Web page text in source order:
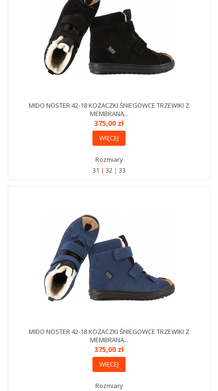
MIDO NOSTER 42-18 KOZACZKI ŚNIEGOWCE TRZEWIKI Z
MEMBRANĄ...
375,00 zł
WIĘCEJ
Rozmiary
31
32 33
MIDO NOSTER 42-18 KOZACZKI ŚNIEGOWCE TRZEWIKI Z
MEMBRANĄ...
375,00 zł
WIĘCEJ
Rozmiary